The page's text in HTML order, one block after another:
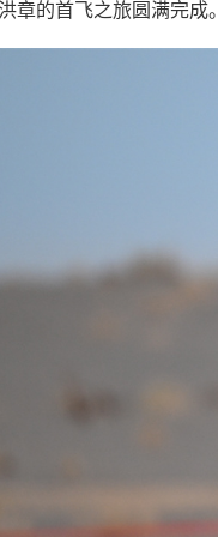
章的首飞之旅圆满完成